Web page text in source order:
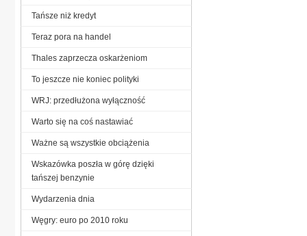
Tańsze niż kredyt
Teraz pora na handel
Thales zaprzecza oskarżeniom
To jeszcze nie koniec polityki
WRJ: przedłużona wyłączność
Warto się na coś nastawiać
Ważne są wszystkie obciążenia
Wskazówka poszła w górę dzięki
tańszej benzynie
Wydarzenia dnia
Węgry: euro po 2010 roku